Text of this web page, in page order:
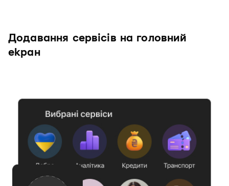
Додавання сервісів на головний
екран